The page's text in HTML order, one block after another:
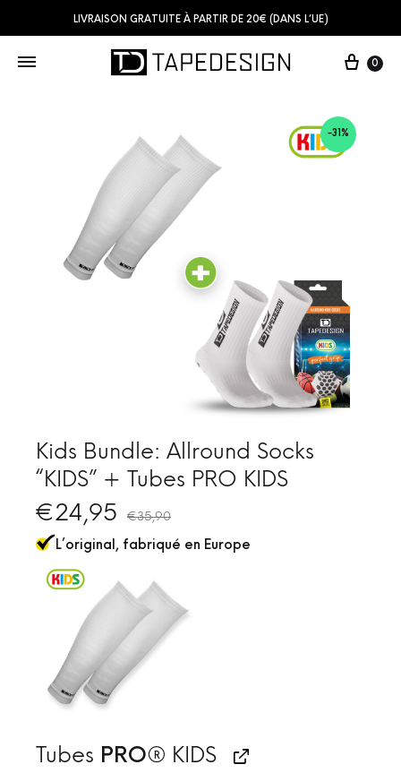
LIVRAISON GRATUITE À PARTIR DE 20€ (DANS L’UE)
0
-31%
Kids Bundle: Allround Socks
“KIDS” + Tubes PRO KIDS
€24,95 €35,90
L’original, fabriqué en Europe
Tubes PRO® KIDS